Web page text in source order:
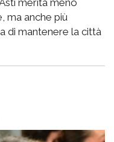
ma anche più
di mantenere la città